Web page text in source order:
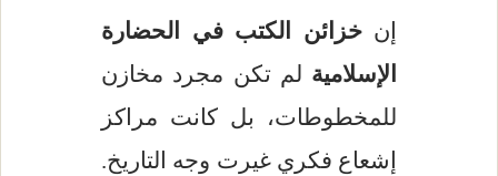
إنخزائن الكتب في الحضارة
الإسلامية لم تكن مجرد مخازن
للمخطوطات، بل كانت مراكز
إشعاع فكري غيرت وجه التاريخ.